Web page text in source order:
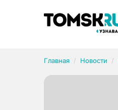
Главная Новости
Рубрики